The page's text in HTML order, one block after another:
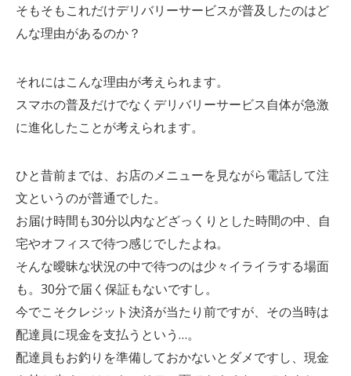
そもそもこれだけデリバリーサービスが普及したのはど
んな理由があるのか？
それにはこんな理由が考えられます。
スマホの普及だけでなくデリバリーサービス自体が急激
に進化したことが考えられます。
ひと昔前までは、お店のメニューを見ながら電話して注
文というのが普通でした。
お届け時間も30分以内などざっくりとした時間の中、自
宅やオフィスで待つ感じでしたよね。
そんな曖昧な状況の中で待つのは少々イライラする場面
も。30分で届く保証もないですし。
今でこそクレジット決済が当たり前ですが、その当時は
配達員に現金を支払うという…。
配達員もお釣りを準備しておかないとダメですし、現金